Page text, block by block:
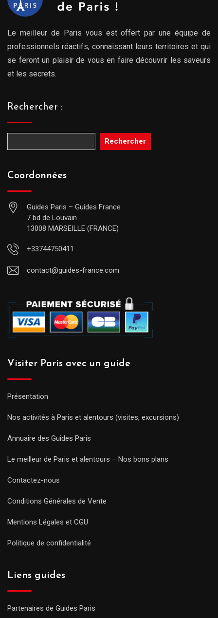
Le meilleur de Paris vous est offert par une équipe de
professionnels réactifs, connaissant leurs territoires et qui
se feront un plaisir de vous en faire découvrir les saveurs
et les secrets.
Rechercher :
Rechercher
Coordonnées
Guides Paris – Guides France
7 bd de Louvain
13008 MARSEILLE (FRANCE)
+33744750411
contact@guides-france.com
Visiter Paris avec un guide
Présentation
Nos activités à Paris et alentours (visites, excursions)
Annuaire des Guides Paris
Le meilleur de Paris et alentours – Nos bons plans
Contactez-nous
Conditions Générales de Vente
Mentions Légales et CGU
Politique de confidentialité
Liens guides
Partenaires de Guides Paris